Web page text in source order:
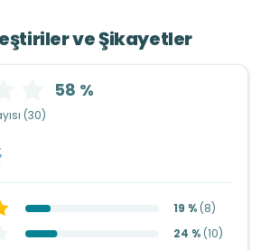
ve Şikayetler
58 %
(30)
19 % (8)
24 % (10)